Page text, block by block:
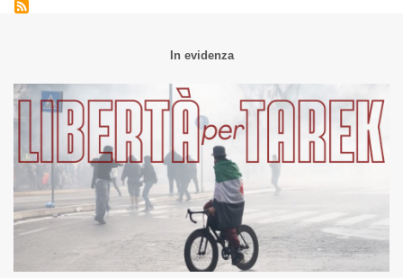
In evidenza